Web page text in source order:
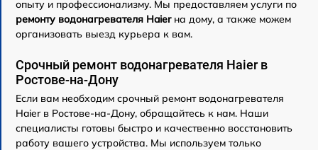
опыту и профессионализму. Мы предоставляем услуги по
ремонту водонагревателя Haierна дому, а также можем
организовать выезд курьера к вам.
Срочный ремонт водонагревателя Haier в
Ростове-на-Дону
Если вам необходим срочный ремонт водонагревателя
Haier в Ростове-на-Дону, обращайтесь к нам. Наши
специалисты готовы быстро и качественно восстановить
работу вашего устройства. Мы используем только